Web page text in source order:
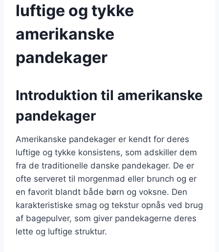
luftige og tykke
amerikanske
pandekager
Introduktion til amerikanske
pandekager
Amerikanske pandekager er kendt for deres
luftige og tykke konsistens, som adskiller dem
fra de traditionelle danske pandekager. De er
ofte serveret til morgenmad eller brunch og er
en favorit blandt både børn og voksne. Den
karakteristiske smag og tekstur opnås ved brug
af bagepulver, som giver pandekagerne deres
lette og luftige struktur.